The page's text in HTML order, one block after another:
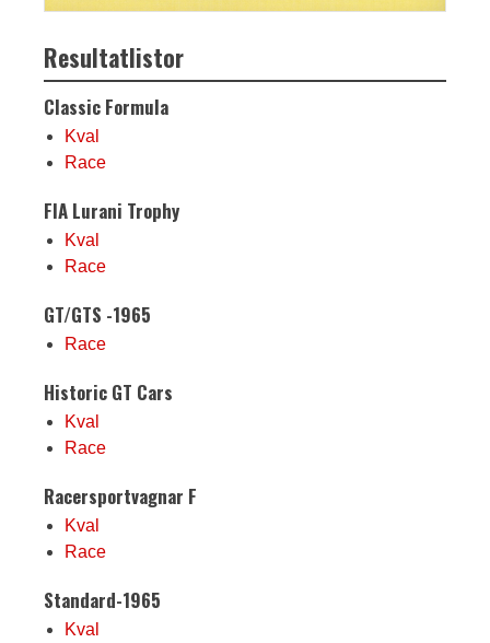
Resultatlistor
Classic Formula
Kval
Race
FIA Lurani Trophy
Kval
Race
GT/GTS -1965
Race
Historic GT Cars
Kval
Race
Racersportvagnar F
Kval
Race
Standard-1965
Kval